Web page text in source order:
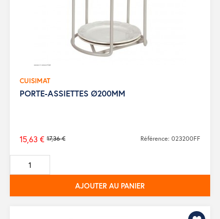
CUISIMAT
PORTE-ASSIETTES Ø200MM
Prix
de
base
17,36 €
15,63 € Référence: 023200FF
AJOUTER AU PANIER